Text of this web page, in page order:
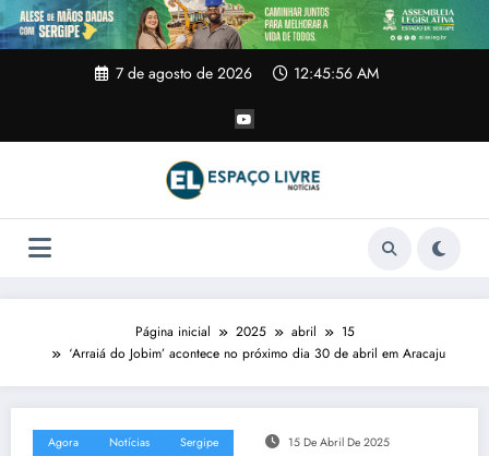
Pular
para
o
7 de agosto de 2026 12:45:57 AM
Página inicial 2025 abril
15
‘Arraiá do Jobim’ acontece no próximo dia 30 de abril em Aracaju
Agora Notícias Sergipe 15 De Abril De 2025